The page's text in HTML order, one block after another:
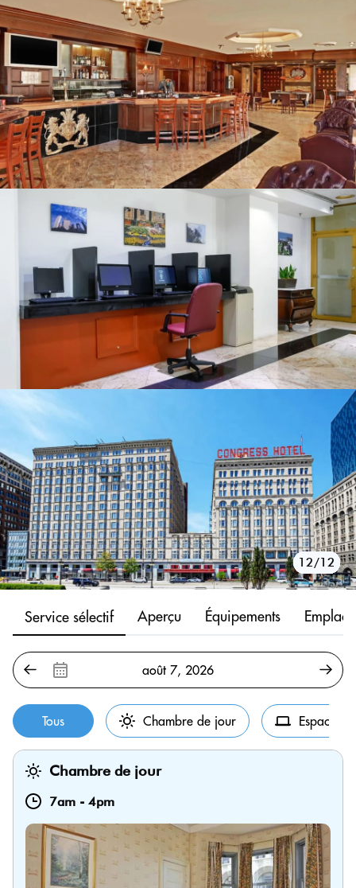
1/12
2/12
3/12
4/12
5/12
6/12
7/12
8/12
9/12
10/12
11/12
12/12
Service sélectif Aperçu Équipements
Tous Chambre de jour Espace
Chambre de jour
7am - 4pm